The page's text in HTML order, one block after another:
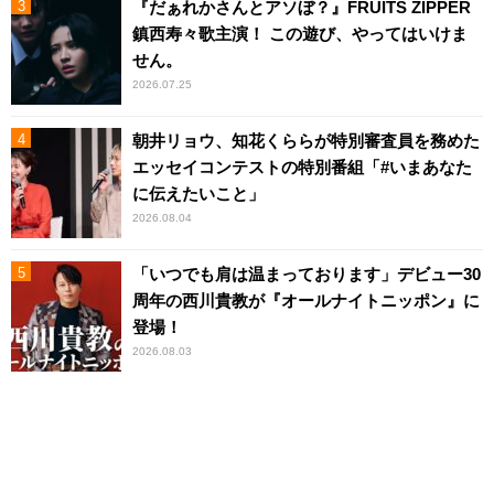
『だぁれかさんとアソぼ？』FRUITS ZIPPER
鎮西寿々歌主演！ この遊び、やってはいけま
せん。
2026.07.25
朝井リョウ、知花くららが特別審査員を務めた
エッセイコンテストの特別番組「#いまあなた
に伝えたいこと」
2026.08.04
「いつでも肩は温まっております」デビュー30
周年の西川貴教が『オールナイトニッポン』に
登場！
2026.08.03